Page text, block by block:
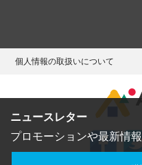
ニュースレター
プロモーションや最新情
個人情報の取扱いについて